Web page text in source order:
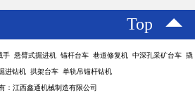
Top
手 悬臂式掘进机 锚杆台车 巷道修复机 中深孔采矿台车 撬
进钻机 拱架台车 单轨吊锚杆钻机
：江西鑫通机械制造有限公司